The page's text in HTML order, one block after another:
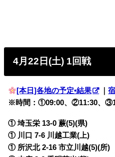
4月22日(土) 1回戦
[本日]各地の予定•結果 ｜
※時間：①09:00、②11:30、
① 埼玉栄 13-0 蕨(5)(県)
① 川口 7-6 川越工業(上)
① 所沢北 2-16 市立川越(5)(所)